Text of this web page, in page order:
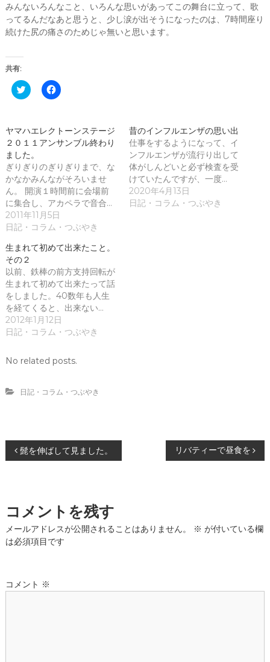
みんないろんなこと、いろんな思いがあってこの舞台に立って、歌
ってるんだなあと思うと、少し涙が出そうになったのは、7時間座り
続けた尻の痛さのためじゃ無いと思います。
共有:
ク
リ
て
T
w
i
t
t
e
r
で
共
有
(
新
し
ウ
ィ
ン
ド
ウ
で
開
き
ま
す
)
F
a
o
o
k
で
有
す
る
に
は
ク
リ
ッ
ク
て
く
さ
い
(
新
し
ウ
ィ
ン
開
)
ヤマハエレクトーンステージ
２０１１アンサンブル終わり
ました。
ぎりぎりのぎりぎりまで、な
かなかみんながそろいませ
ん。 開演１時間前に会場前
に集合し、アカペラで音合…
2011年11月5日
日記・コラム・つぶやき
昔のインフルエンザの思い出
仕事をするようになって、イ
ンフルエンザが流行り出して
体がしんどいと必ず検査を受
けていたんですが、一度…
2020年4月13日
日記・コラム・つぶやき
生まれて初めて出来たこと。
その２
以前、鉄棒の前方支持回転が
生まれて初めて出来たって話
をしました。40数年も人生
を経てくると、出来ない…
2012年1月12日
日記・コラム・つぶやき
No related posts.
日記・コラム・つぶやき
投
ナ
ビ
ー
髭を伸ばして見ました。 リバティーで昼食を
コメントを残す
メールアドレスが公開されることはありません。 ※ が付いている欄
は必須項目です
コメント ※